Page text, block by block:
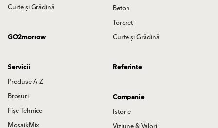
Curte și Grădină
Beton
Torcret
Curte și Grădină
GO2morrow
Servicii
Produse A-Z
Broșuri
Fișe Tehnice
MosaikMix
Referinte
Companie
Istorie